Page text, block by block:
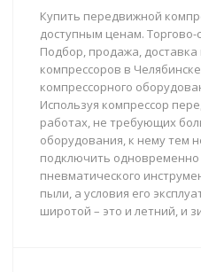
Купить передвижной
доступным ценам.
Подбор, продажа,
компрессоров в
компрессорного
Используя компрессор
работах, не требующих
оборудования, к нему тем
подключить
пневматического
пыли, а условия его
широтой – это и летний, и